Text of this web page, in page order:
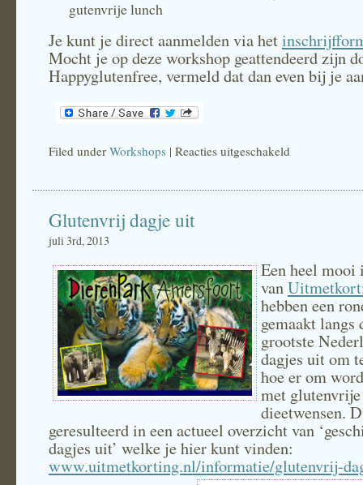
gutenvrije lunch
Je kunt je direct aanmelden via het
Mocht je op deze workshop geattendeerd zijn
Happyglutenfree, vermeld dat dan even bij je
Filed under Workshops | Reacties uitgeschakeld
Glutenvrij
Glutenvrij dagje uit
juli 3rd, 2013
Een heel
van
hebben een
gemaakt langs
grootste
dagjes uit om
hoe er om
met glutenvrije
dieetwensen.
geresulteerd in een actueel overzicht van
dagjes uit’ welke je hier kunt vinden:
www.uitmetkorting.nl/informatie/glutenvrij-